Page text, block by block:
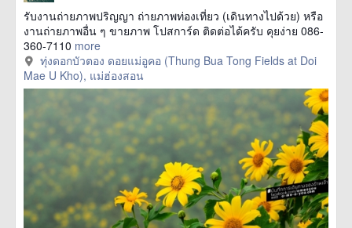
รับงานถ่ายภาพปริญญา ถ่ายภาพท่องเที่ยว (เดินทางไปด้วย) หรือ
งานถ่ายภาพอื่น ๆ ขายภาพ โปสการ์ด ติดต่อได้ครับ คุยง่าย 086-
360-7110 more
ทุ่งดอกบัวตอง ดอยแม่อูคอ (Thung Bua Tong Fields at Doi
Mae U Kho), แม่ฮ่องสอน